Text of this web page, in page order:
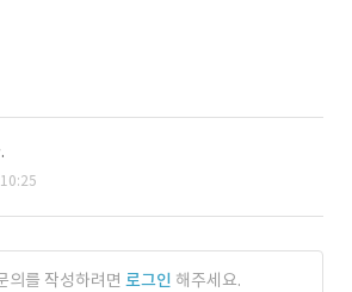
의를 작성하려면 로그인 해주세요.